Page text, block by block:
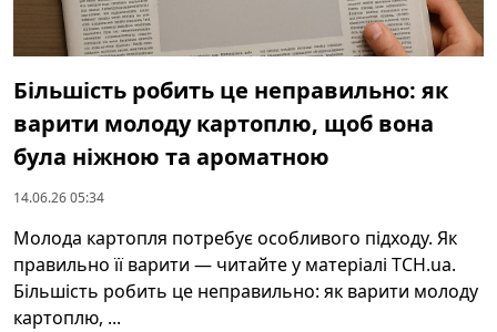
Більшість робить це неправильно: як
варити молоду картоплю, щоб вона
була ніжною та ароматною
14.06.26 05:34
Молода картопля потребує особливого підходу. Як
правильно її варити — читайте у матеріалі ТСН.ua.
Більшість робить це неправильно: як варити молоду
картоплю, ...